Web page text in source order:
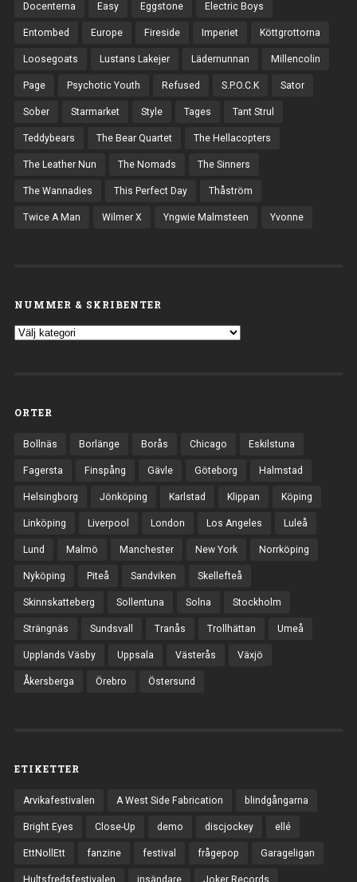
Docenterna Easy Eggstone Electric Boys
Entombed Europe Fireside Imperiet Köttgrottorna
Loosegoats Lustans Lakejer Lädernunnan Millencolin
Page Psychotic Youth Refused S.P.O.C.K Sator
Sober Starmarket Style Tages Tant Strul
Teddybears The Bear Quartet The Hellacopters
The Leather Nun The Nomads The Sinners
The Wannadies This Perfect Day Thåström
Twice A Man Wilmer X Yngwie Malmsteen Yvonne
NUMMER & SKRIBENTER
ORTER
Bollnäs Borlänge Borås Chicago Eskilstuna
Fagersta Finspång Gävle Göteborg Halmstad
Helsingborg Jönköping Karlstad Klippan Köping
Linköping Liverpool London Los Angeles Luleå
Lund Malmö Manchester New York Norrköping
Nyköping Piteå Sandviken Skellefteå
Skinnskatteberg Sollentuna Solna Stockholm
Strängnäs Sundsvall Tranås Trollhättan Umeå
Upplands Väsby Uppsala Västerås Växjö
Åkersberga Örebro Östersund
ETIKETTER
Arvikafestivalen A West Side Fabrication blindgångarna
Bright Eyes Close-Up demo discjockey ellé
EttNollEtt fanzine festival frågepop Garageligan
Hultsfredsfestivalen insändare Joker Records